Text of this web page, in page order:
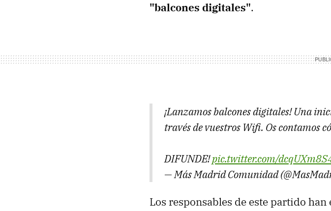
"balcones digitales".
¡Lanzamos balcones digitales! Una
través de vuestros Wifi. Os contamos
DIFUNDE!pic.twitter.com/
— Más Madrid Comunidad
Los responsables de este partido